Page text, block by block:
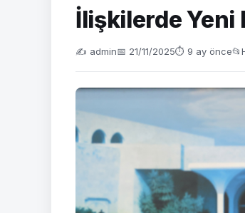
İlişkilerde Yeni
✍️ admin📅 21/11/2025⏱ 9 ay önce📂